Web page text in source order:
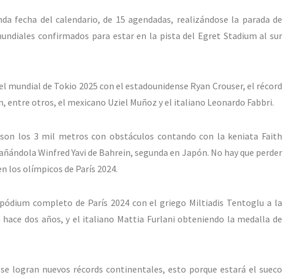
fecha del calendario, de 15 agendadas, realizándose la parada de
confirmados para estar en la pista del Egret Stadium al sur
de Tokio 2025 con el estadounidense Ryan Crouser, el récord
entre otros, el mexicano Uziel Muñoz y el italiano Leonardo Fabbri.
los 3 mil metros con obstáculos contando con la keniata Faith
Winfred Yavi de Bahrein, segunda en Japón. No hay que perder
los olímpicos de París 2024.
completo de París 2024 con el griego Miltiadis Tentoglu a la
dos años, y el italiano Mattia Furlani obteniendo la medalla de
logran nuevos récords continentales, esto porque estará el sueco